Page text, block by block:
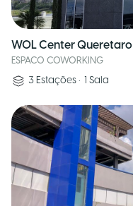
WOL Center Queretaro
ESPACO COWORKING
3 Estações • 1 Sala